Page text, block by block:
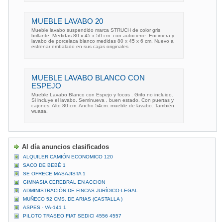
MUEBLE LAVABO 20
Mueble lavabo suspendido marca STRUCH de color gris
brillante. Medidas 80 x 45 x 50 cm. con autocierre. Encimera y
lavabo de porcelaca blanco medidas 80 x 45 x 6 cm. Nuevo a
estrenar embalado en sus cajas originales
MUEBLE LAVABO BLANCO CON
ESPEJO
Mueble Lavabo Blanco con Espejo y focos . Grifo no incluido.
Si incluye el lavabo. Seminueva , buen estado. Con puertas y
cajones. Alto 80 cm. Ancho 54cm. mueble de lavabo. También
wuasa.
Al día anuncios clasificados
ALQUILER CAMIÓN ECONOMICO 120
SACO DE BEBÉ 1
SE OFRECE MASAJISTA 1
GIMNASIA CEREBRAL EN ACCION
ADMINISTRACIÓN DE FINCAS JURÍDICO-LEGAL
MUÑECO 52 CMS. DE ARIAS (CASTALLA )
ASPES - VA-141 1
PILOTO TRASEO FIAT SEDICI 4556 4557